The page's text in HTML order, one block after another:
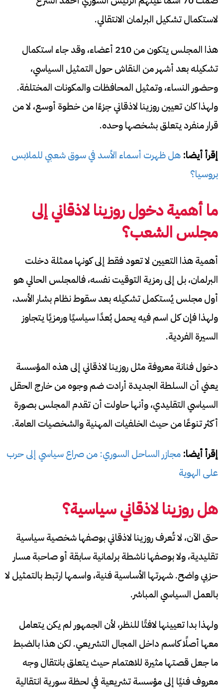
لاستكمال تشكيل البرلمان الانتقالي.
هذا المجلس يتكون من 210 أعضاء، وقد جاء استكمال
تشكيله بعد أشهر من النقاش حول التمثيل السياسي،
وحضور النساء، وتمثيل المحافظات والمكونات المختلفة.
ولهذا كان تعيين روزينا لاذقاني جزءًا من خطوة أوسع، لا من
قرار منفرد يتعلق بشخصها وحده.
إقرأ أيضا: هل ظهرت أسماء الأسد في سوق شعبي للملابس
بروسيا؟
ما أهمية دخول روزينا لاذقاني إلى
مجلس الشعب؟
أهمية هذا التعيين لا تعود فقط إلى كونها ممثلة دخلت
البرلمان، بل إلى رمزية التوقيت نفسه، فالمجلس الحالي هو
أول مجلس يُستكمل تشكيله بعد سقوط نظام بشار الأسد،
ولهذا فإن كل اسم فيه يحمل بُعدًا سياسيًا ورمزيًا يتجاوز
السيرة الفردية.
دخول فنانة معروفة مثل روزينا لاذقاني إلى هذه المؤسسة
يعني أن السلطة الجديدة أرادت ضم وجوه من خارج الحقل
السياسي التقليدي، وأنها حاولت أن تقدم المجلس بصورة
أكثر تنوعًا من حيث الخلفيات المهنية والشخصيات العامة.
إقرأ أيضا: مجازر الساحل السوري: من صراع سياسي إلى حرب
على الهوية
هل روزينا لاذقاني سياسية؟
حتى الآن، لا تُعرف روزينا لاذقاني بوصفها شخصية سياسية
تقليدية، ولا بوصفها ناشطة برلمانية سابقة أو صاحبة مسار
حزبي واضح. شهرتها الأساسية فنية، واسمها ارتبط بالتمثيل لا
بالعمل السياسي المباشر.
ولهذا بدا تعيينها لافتًا للنظر، لأن الجمهور لم يكن يتعامل
معها أصلًا كاسم داخل المجال التشريعي. لكن هذا بالضبط
ما جعل قصتها مثيرة للاهتمام حيث يتعلق بانتقال وجه
معروف فنيًا إلى مؤسسة تشريعية في لحظة سورية انتقالية